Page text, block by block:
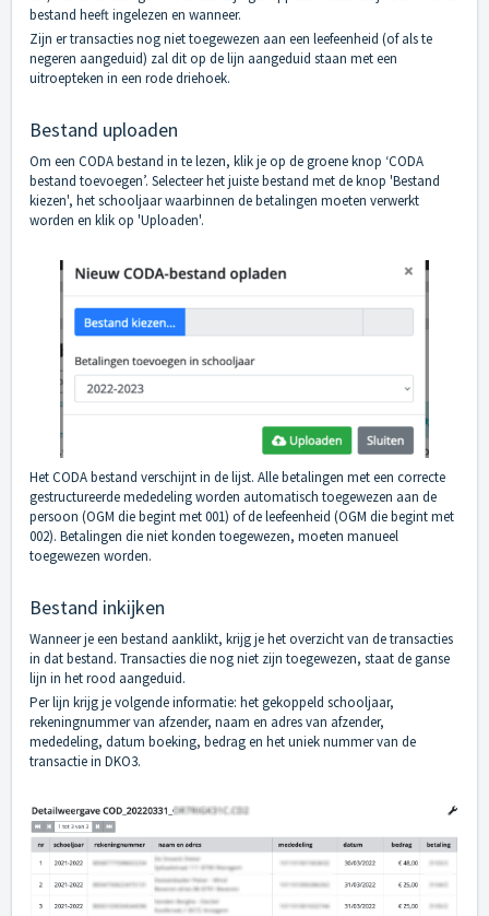
bestand heeft ingelezen en wanneer.
Zijn er transacties nog niet toegewezen aan een leefeenheid (of als te
negeren aangeduid) zal dit op de lijn aangeduid staan met een
uitroepteken in een rode driehoek.
Bestand uploaden
Om een CODA bestand in te lezen, klik je op de groene knop ‘CODA
bestand toevoegen’. Selecteer het juiste bestand met de knop 'Bestand
kiezen', het schooljaar waarbinnen de betalingen moeten verwerkt
worden en klik op 'Uploaden'.
Het CODA bestand verschijnt in de lijst. Alle betalingen met een correcte
gestructureerde mededeling worden automatisch toegewezen aan de
persoon (OGM die begint met 001) of de leefeenheid (OGM die begint met
002). Betalingen die niet konden toegewezen, moeten manueel
toegewezen worden.
Bestand inkijken
Wanneer je een bestand aanklikt, krijg je het overzicht van de transacties
in dat bestand. Transacties die nog niet zijn toegewezen, staat de ganse
lijn in het rood aangeduid.
Per lijn krijg je volgende informatie: het gekoppeld schooljaar,
rekeningnummer van afzender, naam en adres van afzender,
mededeling, datum boeking, bedrag en het uniek nummer van de
transactie in DKO3.